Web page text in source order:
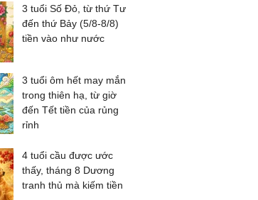
3 tuổi Số Đỏ, từ thứ Tư
đến thứ Bảy (5/8-8/8)
tiền vào như nước
3 tuổi ôm hết may mắn
trong thiên hạ, từ giờ
đến Tết tiền của rủng
rỉnh
4 tuổi cầu được ước
thấy, tháng 8 Dương
tranh thủ mà kiếm tiền